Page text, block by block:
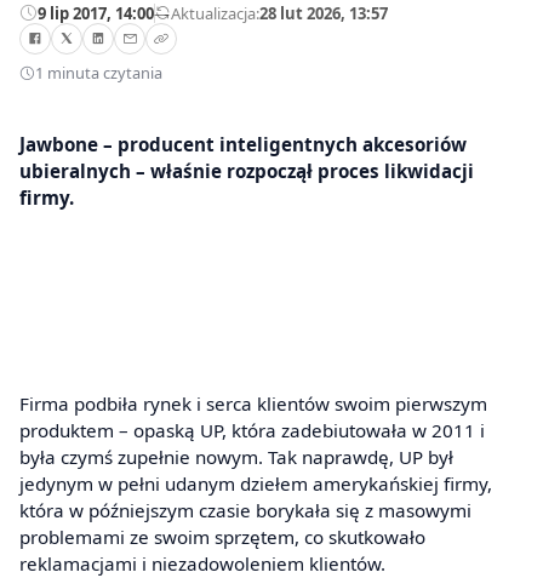
9 lip 2017, 14:00—Aktualizacja:28 lut 2026, 13:57
1 minuta czytania
Jawbone – producent inteligentnych akcesoriów
ubieralnych – właśnie rozpoczął proces likwidacji
firmy.
Firma podbiła rynek i serca klientów swoim pierwszym
produktem – opaską UP, która zadebiutowała w 2011 i
była czymś zupełnie nowym. Tak naprawdę, UP był
jedynym w pełni udanym dziełem amerykańskiej firmy,
która w późniejszym czasie borykała się z masowymi
problemami ze swoim sprzętem, co skutkowało
reklamacjami i niezadowoleniem klientów.